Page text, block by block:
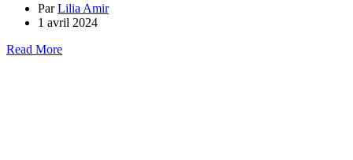
ParLilia Amir
1 avril 2024
Read More